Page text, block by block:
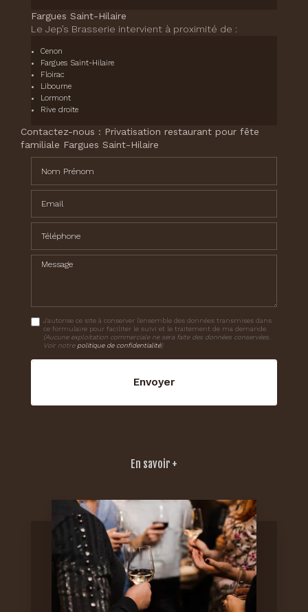
Fargues Saint-Hilaire
Le Jep’s Brasserie intervient à proximité de :
Cenon
Fargues Saint-Hilaire
Floirac
Libourne
Lormont
Rive droite
Contactez-nous : Privatisation restaurant pour fête
familiale Fargues Saint-Hilaire
Message
J'autorise ce site à conserver l'ensemble des données transmises dans
ce formulaire pour faciliter le suivi et le traitement de ma demande.
(Aucune exploitation commerciale ne sera faite des données conservées.
Voir notre politique de confidentialité)
En savoir +